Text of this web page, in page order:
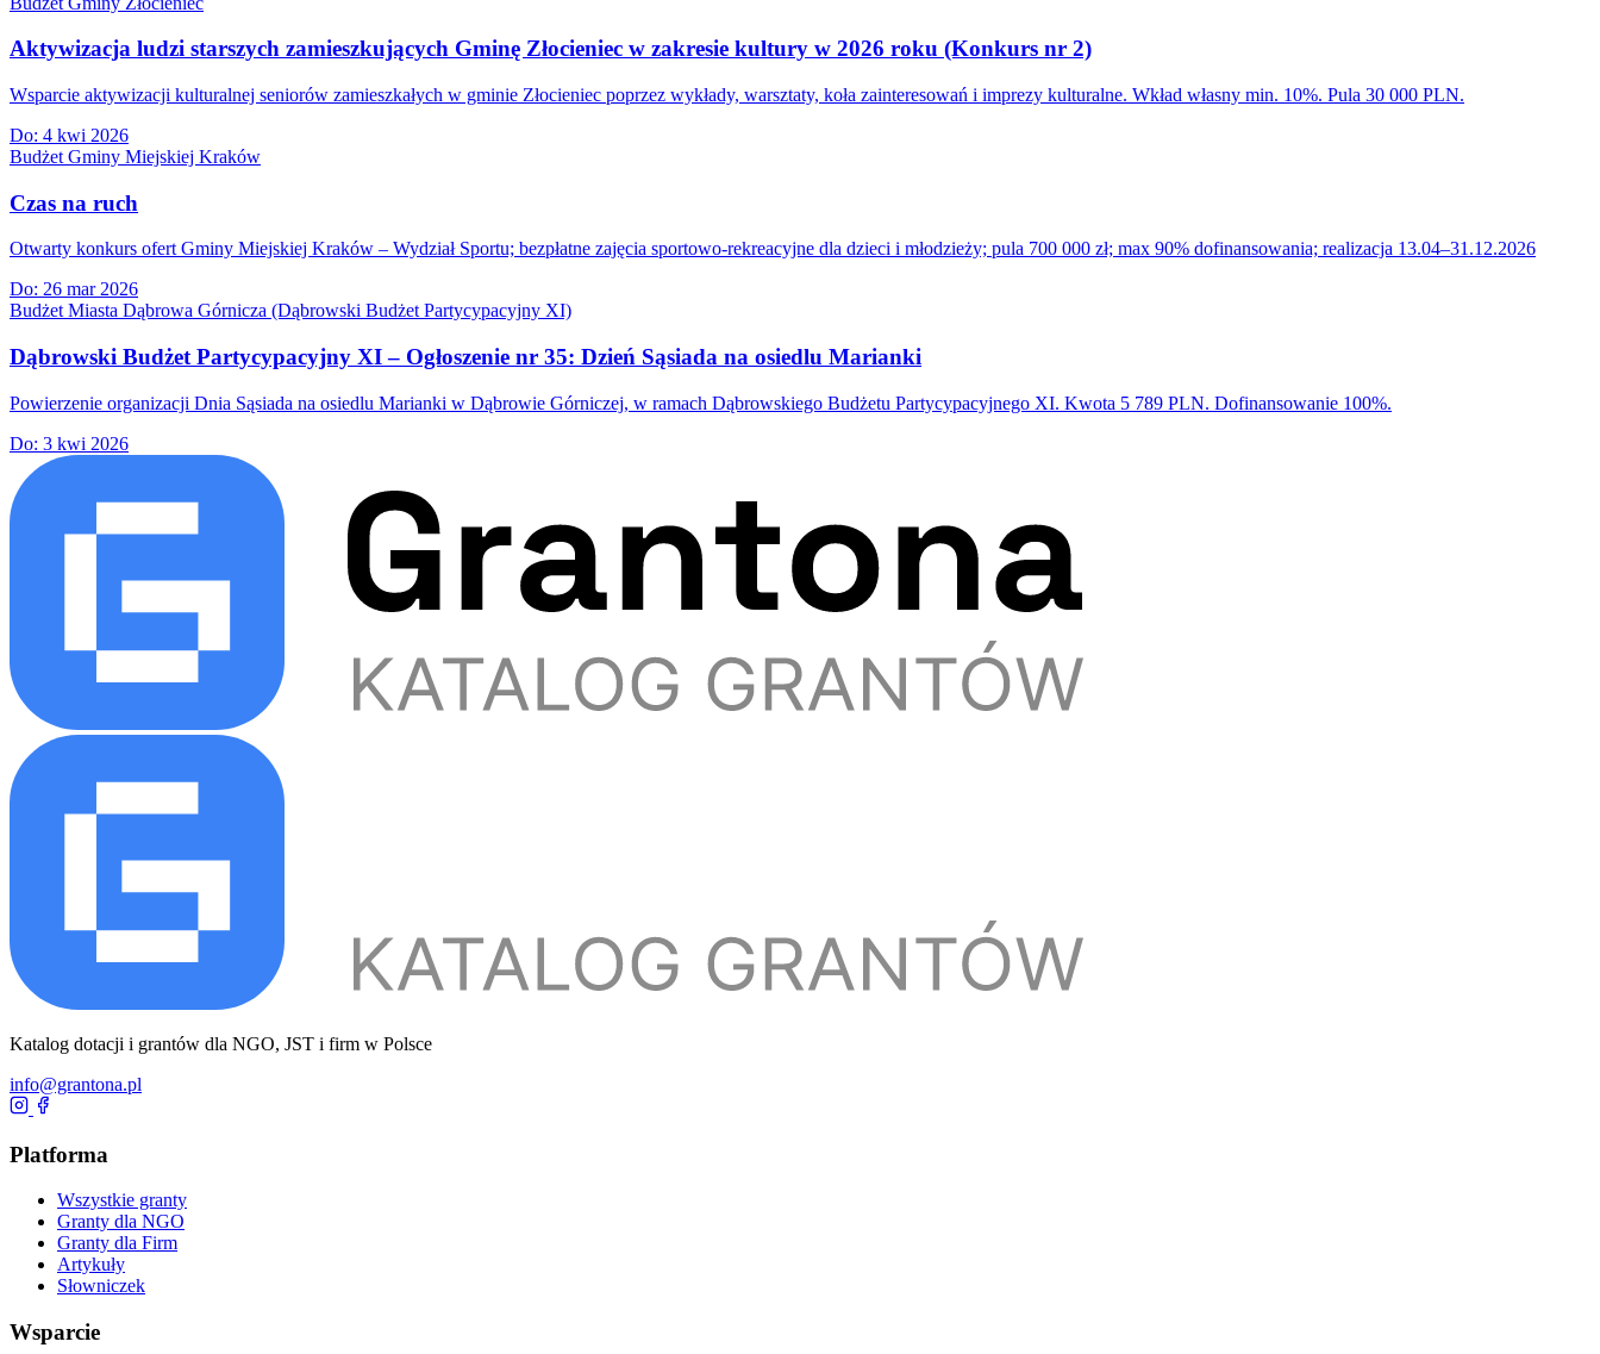
Aktywizacja ludzi starszych zamieszkujących Gminę Złocieniec w zakresie kultury w 2026 roku (Konkurs nr 2)
Wsparcie aktywizacji kulturalnej seniorów zamieszkałych w gminie Złocieniec poprzez wykłady, warsztaty, koła zainteresowań i imprezy kulturalne. Wkład własny min. 10%. Pula 30 000 PLN.
Do: 4 kwi 2026
Budżet Gminy Miejskiej Kraków
Czas na ruch
Otwarty konkurs ofert Gminy Miejskiej Kraków – Wydział Sportu; bezpłatne zajęcia sportowo-rekreacyjne dla dzieci i młodzieży; pula 700 000 zł; max 90% dofinansowania; realizacja 13.04–31.12.2026
Do: 26 mar 2026
Budżet Miasta Dąbrowa Górnicza (Dąbrowski Budżet Partycypacyjny XI)
Dąbrowski Budżet Partycypacyjny XI – Ogłoszenie nr 35: Dzień Sąsiada na osiedlu Marianki
Powierzenie organizacji Dnia Sąsiada na osiedlu Marianki w Dąbrowie Górniczej, w ramach Dąbrowskiego Budżetu Partycypacyjnego XI. Kwota 5 789 PLN. Dofinansowanie 100%.
Do: 3 kwi 2026
Katalog dotacji i grantów dla NGO, JST i firm w Polsce
info@grantona.pl
Platforma
Wszystkie granty
Granty dla NGO
Granty dla Firm
Artykuły
Słowniczek
Wsparcie